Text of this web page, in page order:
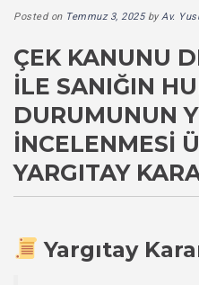
Posted on Temmuz 3, 2025byAv.
ÇEK KANUNU
ILE SANIĞIN
DURUMUNUN
İNCELENMESI
YARGITAY
Yargıtay